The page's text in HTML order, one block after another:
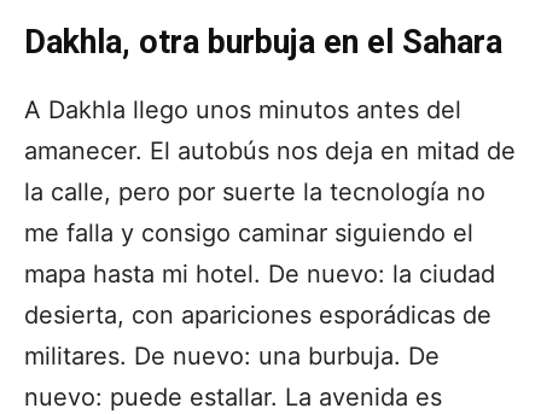
Dakhla, otra burbuja en el Sahara
A Dakhla llego unos minutos antes del
amanecer. El autobús nos deja en mitad de
la calle, pero por suerte la tecnología no
me falla y consigo caminar siguiendo el
mapa hasta mi hotel. De nuevo: la ciudad
desierta, con apariciones esporádicas de
militares. De nuevo: una burbuja. De
nuevo: puede estallar. La avenida es